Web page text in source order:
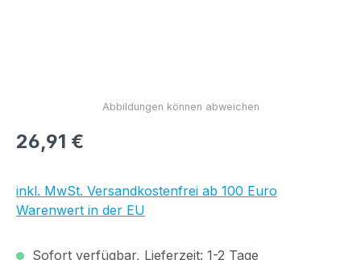
Regulärer Preis:
26,91 €
inkl. MwSt. Versandkostenfrei ab 100 Euro
Warenwert in der EU
Sofort verfügbar, Lieferzeit: 1-2 Tage